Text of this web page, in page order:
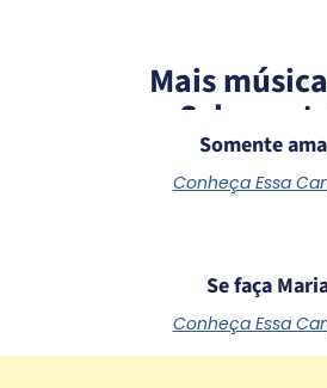
Mais
Somente
Conheça Essa
Se faça
Conheça Essa